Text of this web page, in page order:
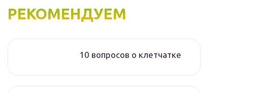
РЕКОМЕНДУЕМ
10 вопросов о клетчатке